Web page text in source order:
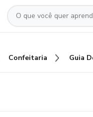
Confeitaria Guia